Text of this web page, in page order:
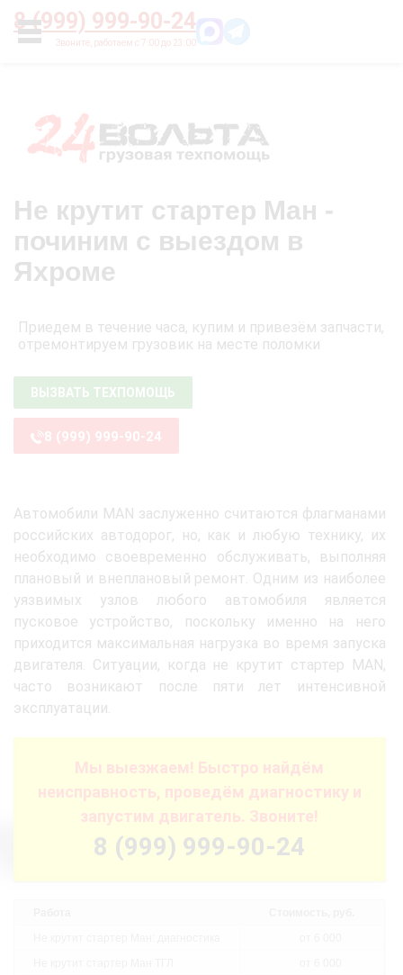
8 (999) 999-90-24
УСЛУГИ
Главная О нас Цены
Не крутит стартер Ман -
починим с выездом в
Яхроме
Приедем в течение часа, купим и привезём запчасти,
отремонтируем грузовик на месте поломки
ВЫЗВАТЬ ТЕХПОМОЩЬ
8 (999) 999-90-24
Автомобили MAN заслуженно считаются флагманами
российских автодорог, но, как и любую технику, их
необходимо своевременно обслуживать, выполняя
плановый и внеплановый ремонт. Одним из наиболее
уязвимых узлов любого автомобиля является
пусковое устройство, поскольку именно на него
приходится максимальная нагрузка во время запуска
двигателя. Ситуации, когда не крутит стартер MAN,
часто возникают после пяти лет интенсивной
эксплуатации.
Мы выезжаем! Быстро найдём
неисправность, проведём диагностику и
запустим двигатель. Звоните!
8 (999) 999-90-24